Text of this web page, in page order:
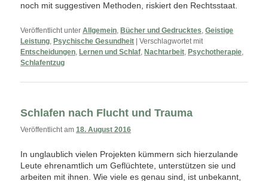
noch mit suggestiven Methoden, riskiert den Rechtsstaat.
Veröffentlicht unter Allgemein, Bücher und Gedrucktes,Geistige
Leistung, Psychische Gesundheit |Verschlagwortet mit
Entscheidungen, Lernen und Schlaf, Nachtarbeit, Psychotherapie,
Schlafentzug
Schlafen nach Flucht und Trauma
Veröffentlicht am18. August 2016
In unglaublich vielen Projekten kümmern sich hierzulande
Leute ehrenamtlich um Geflüchtete, unterstützen sie und
arbeiten mit ihnen. Wie viele es genau sind, ist unbekannt,